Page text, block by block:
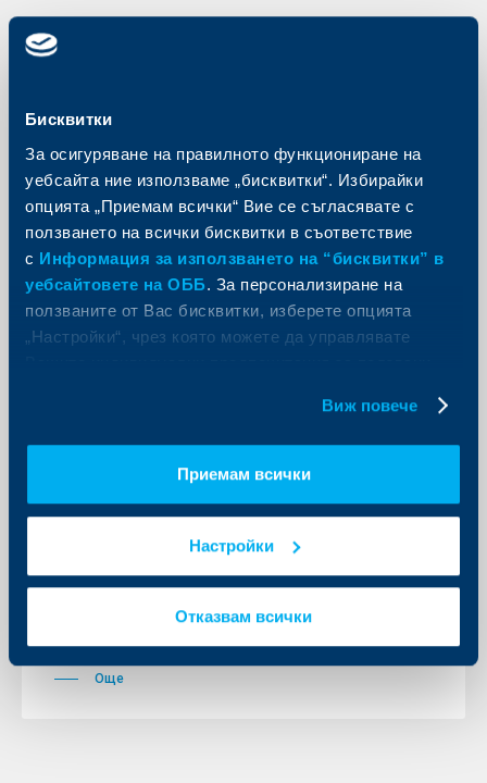
Бисквитки
За осигуряване на правилното функциониране на
уебсайта ние използваме „бисквитки“. Избирайки
опцията „Приемам всички“ Вие се съгласявате с
ползването на всички бисквитки в съответствие
с Информация за използването на “бисквитки” в
уебсайтовете на ОББ. За персонализиране на
ползваните от Вас бисквитки, изберете опцията
„Настройки“, чрез която можете да управлявате
Виж повече
Приемам всички
Настройки
Отказвам всички
Наградите на Global Finance: РБИ е
“Най-добра банка в ЦИЕ”
Райфайзен Банк Интернешънъл взе наградата за
“Най-добра банка в Централна и Източна Европа” за
седми пореден път в класацията “Най-добрите
световни банки на развитите и развиващите се
пазари”.
Обединена българска банка
обслужване на клиентите на
Телефонния център
18.03.2013 г.
Още